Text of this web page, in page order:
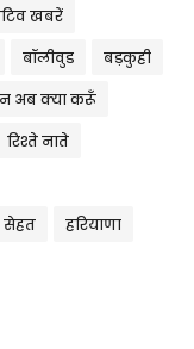
खबरें
बॉलीवुड बड़कुही
अब क्या करूँ
रिश्ते नाते
सेहत हरियाणा